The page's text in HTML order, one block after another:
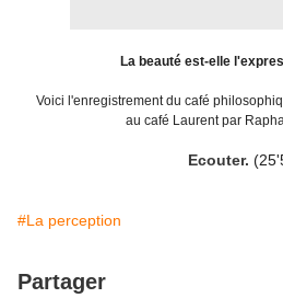
La beauté est-elle
Voici l'enregistrement du café
au café Laurent par
Ecouter.
#La perception
Partager